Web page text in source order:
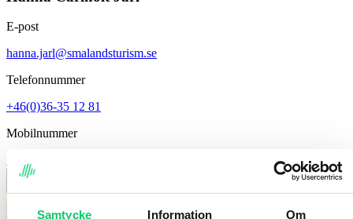
Samtycke Information Om
E-post
hanna.jarl@smalandsturism.se
Telefonnummer
+46(0)36-35 12 81
Mobilnummer